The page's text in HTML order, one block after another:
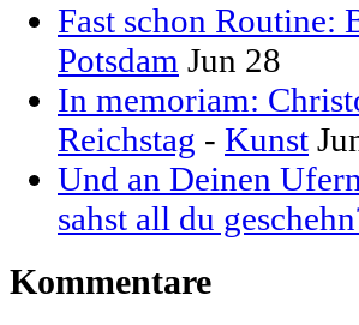
Fast schon Routine:
Potsdam Jun 28
In memoriam:
Reichstag - Kunst
Und an Deinen
sahst all du
Kommentare